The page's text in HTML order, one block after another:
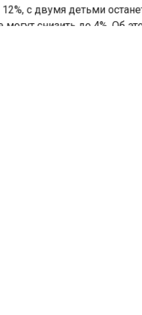
с двумя детьми
снизить до 4%. Об